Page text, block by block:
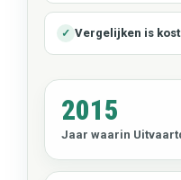
Vergelijken is
2015
Jaar waarin